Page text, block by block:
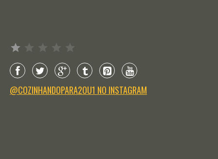
@COZINHANDOPARA2OU1 NO INSTAGRAM